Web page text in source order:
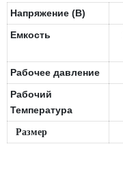
Напряжение (В)
Емкость
Рабочее давление
Рабочий
Температура
Размер